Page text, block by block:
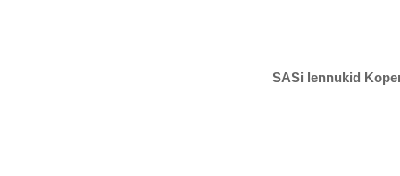
SASi lennukid